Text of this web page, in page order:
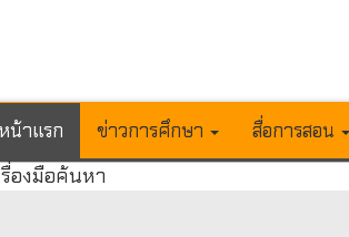
น้าแรก ข่าวการศึกษา สื่อการสอน
องมือค้นหา